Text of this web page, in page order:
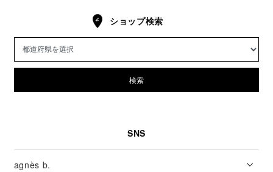
ショップ検索
検索
SNS
agnès b.